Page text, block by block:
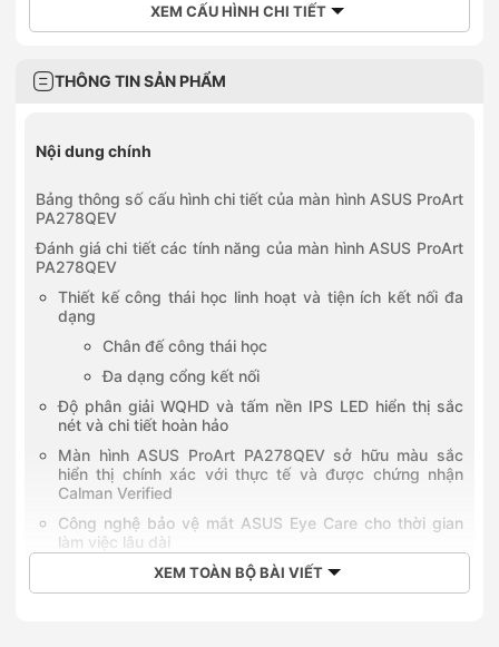
XEM CẤU HÌNH CHI TIẾT
THÔNG TIN SẢN PHẨM
Nội dung chính
Bảng thông số cấu hình chi tiết của màn hình ASUS ProArt
PA278QEV
Đánh giá chi tiết các tính năng của màn hình ASUS ProArt
PA278QEV
Thiết kế công thái học linh hoạt và tiện ích kết nối đa
dạng
Chân đế công thái học
Đa dạng cổng kết nối
Độ phân giải WQHD và tấm nền IPS LED hiển thị sắc
nét và chi tiết hoàn hảo
Màn hình ASUS ProArt PA278QEV sở hữu màu sắc
hiển thị chính xác với thực tế và được chứng nhận
Calman Verified
Công nghệ bảo vệ mắt ASUS Eye Care cho thời gian
làm việc lâu dài
Công nghệ Adaptive-Sync mang đến trải nghiệm sử
dụng mượt mà trên màn hình ASUS ProArt PA278QEV
XEM TOÀN BỘ BÀI VIẾT